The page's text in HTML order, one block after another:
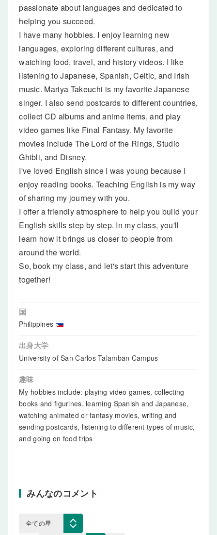
passionate about languages and dedicated to
helping you succeed.
I have many hobbies. I enjoy learning new
languages, exploring different cultures, and
watching food, travel, and history videos. I like
listening to Japanese, Spanish, Celtic, and Irish
music. Mariya Takeuchi is my favorite Japanese
singer. I also send postcards to different countries,
collect CD albums and anime items, and play
video games like Final Fantasy. My favorite
movies include The Lord of the Rings, Studio
Ghibli, and Disney.
I've loved English since I was young because I
enjoy reading books. Teaching English is my way
of sharing my journey with you.
I offer a friendly atmosphere to help you build your
English skills step by step. In my class, you'll
learn how it brings us closer to people from
around the world.
So, book my class, and let's start this adventure
together!
国
Philippines
出身大学
University of San Carlos Talamban Campus
趣味
My hobbies include: playing video games, collecting
books and figurines, learning Spanish and Japanese,
watching animated or fantasy movies, writing and
sending postcards, listening to different types of music,
and going on food trips
みんなのコメント